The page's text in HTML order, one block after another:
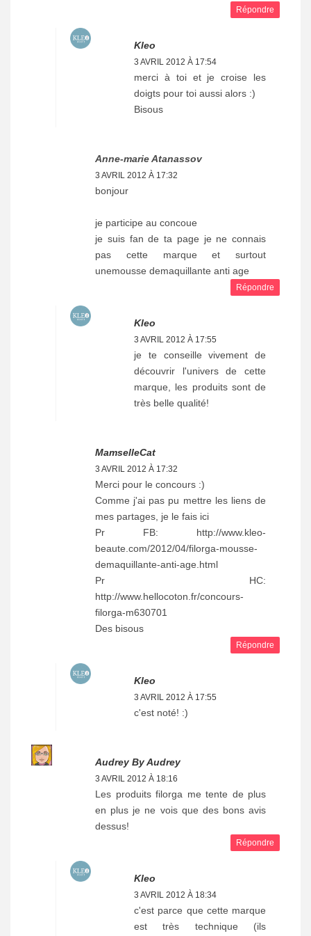
Répondre
Kleo
3 AVRIL 2012 À 17:54
merci à toi et je croise les
doigts pour toi aussi alors :)
Bisous
Anne-marie Atanassov
3 AVRIL 2012 À 17:32
bonjour
je participe au concoue
je suis fan de ta page je ne connais
pas cette marque et surtout
unemousse demaquillante anti age
Répondre
Kleo
3 AVRIL 2012 À 17:55
je te conseille vivement de
découvrir l'univers de cette
marque, les produits sont de
très belle qualité!
MamselleCat
3 AVRIL 2012 À 17:32
Merci pour le concours :)
Comme j'ai pas pu mettre les liens de
mes partages, je le fais ici
Pr FB: http://www.kleo-
beaute.com/2012/04/filorga-mousse-
demaquillante-anti-age.html
Pr HC:
http://www.hellocoton.fr/concours-
filorga-m630701
Des bisous
Répondre
Kleo
3 AVRIL 2012 À 17:55
c'est noté! :)
Audrey By Audrey
3 AVRIL 2012 À 18:16
Les produits filorga me tente de plus
en plus je ne vois que des bons avis
dessus!
Répondre
Kleo
3 AVRIL 2012 À 18:34
c'est parce que cette marque
est très technique (ils